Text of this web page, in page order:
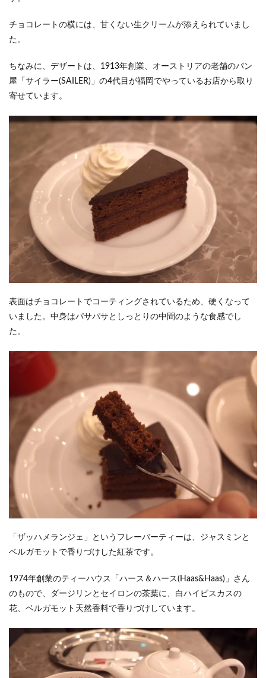
チョコレートの横には、甘くない生クリームが添えられていまし
た。
ちなみに、デザートは、1913年創業、オーストリアの老舗のパン
屋「サイラー(SAILER)」の4代目が福岡でやっているお店から取り
寄せています。
表面はチョコレートでコーティングされているため、硬くなって
いました。中身はパサパサとしっとりの中間のような食感でし
た。
「ザッハメランジェ」というフレーバーティーは、ジャスミンと
ベルガモットで香りづけした紅茶です。
1974年創業のティーハウス「ハース＆ハース(Haas&Haas)」さん
のもので、ダージリンとセイロンの茶葉に、白ハイビスカスの
花、ベルガモット天然香料で香りづけしています。